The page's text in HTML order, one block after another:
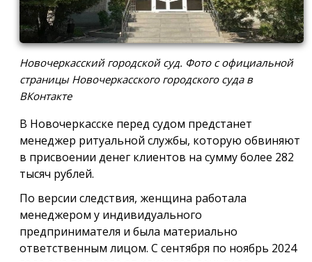
Новочеркасский городской суд. Фото с официальной
страницы Новочеркасского городского суда в
ВКонтакте
В Новочеркасске перед судом предстанет
менеджер ритуальной службы, которую обвиняют
в присвоении денег клиентов на сумму более 282
тысяч рублей.
По версии следствия, женщина работала
менеджером у индивидуального
предпринимателя и была материально
ответственным лицом. С сентября по ноябрь 2024